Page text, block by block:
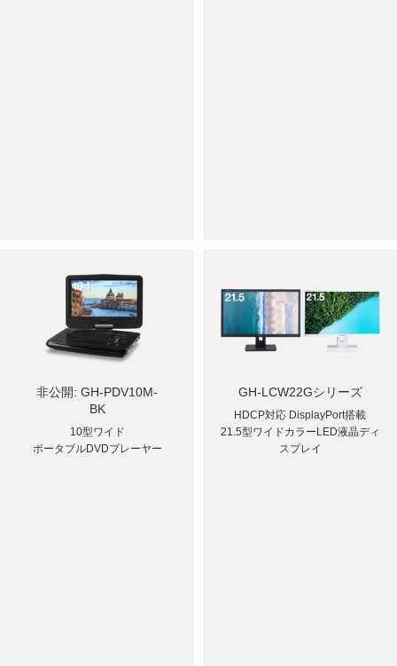
非公開: GH-PDV10M-
BK
10型ワイド
ポータブルDVDプレーヤー
GH-LCW22Gシリーズ
HDCP対応 DisplayPort搭載
21.5型ワイドカラーLED液晶ディ
スプレイ